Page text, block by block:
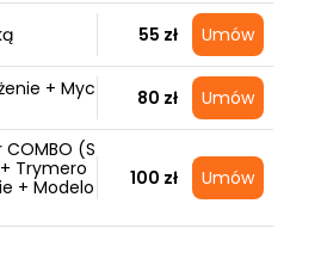
55 zł Umów
+ Myc
80 zł Umów
(S
Trymero
+ Modelo
100 zł Umów